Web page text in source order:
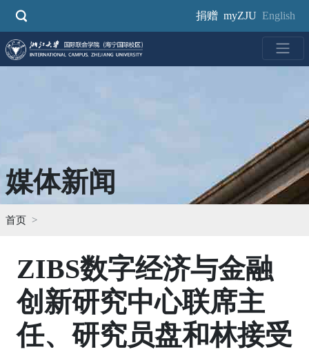
捐赠 myZJU English
媒体新闻
首页
ZIBS数字经济与金融
创新研究中心联席主
任、研究员盘和林接受